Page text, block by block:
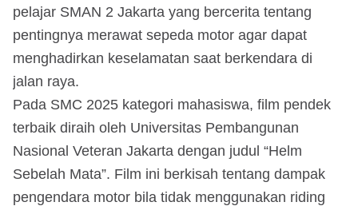
pelajar SMAN 2 Jakarta yang bercerita tentang
pentingnya merawat sepeda motor agar dapat
menghadirkan keselamatan saat berkendara di
jalan raya.
Pada SMC 2025 kategori mahasiswa, film pendek
terbaik diraih oleh Universitas Pembangunan
Nasional Veteran Jakarta dengan judul “Helm
Sebelah Mata”. Film ini berkisah tentang dampak
pengendara motor bila tidak menggunakan riding